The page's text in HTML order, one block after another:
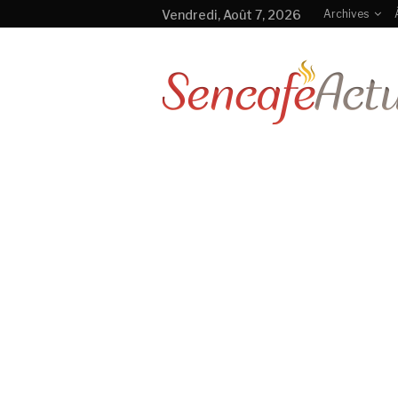
Vendredi, Août 7, 2026 Archives